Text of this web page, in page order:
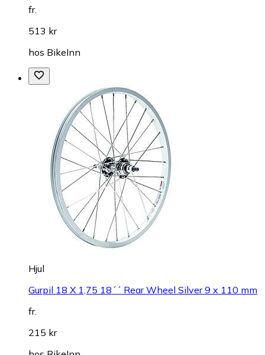
fr.
513 kr
hos BikeInn
Hjul
Gurpil 18 X 1,75 18´´ Rear Wheel Silver 9 x 110 mm
fr.
215 kr